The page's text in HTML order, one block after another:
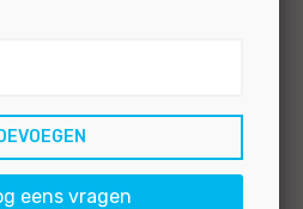
van controles en
van diagnoses en het
eens vragen